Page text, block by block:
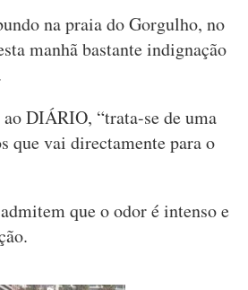
na praia do Gorgulho, no
manhã bastante indignação
DIÁRIO, “trata-se de uma
que vai directamente para o
que o odor é intenso e